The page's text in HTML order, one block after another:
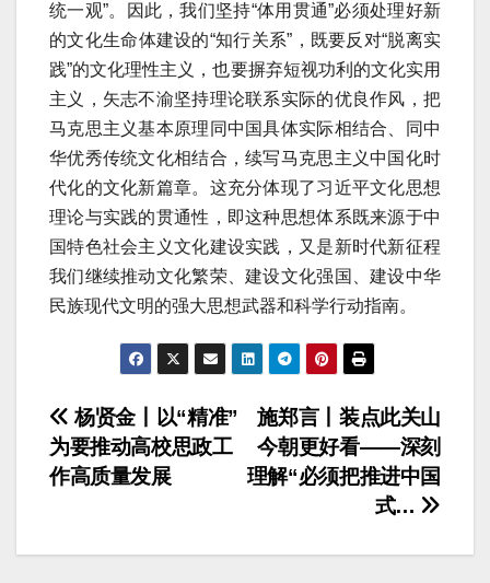
统一观”。因此，我们坚持“体用贯通”必须处理好新
的文化生命体建设的“知行关系”，既要反对“脱离实
践”的文化理性主义，也要摒弃短视功利的文化实用
主义，矢志不渝坚持理论联系实际的优良作风，把
马克思主义基本原理同中国具体实际相结合、同中
华优秀传统文化相结合，续写马克思主义中国化时
代化的文化新篇章。这充分体现了习近平文化思想
理论与实践的贯通性，即这种思想体系既来源于中
国特色社会主义文化建设实践，又是新时代新征程
我们继续推动文化繁荣、建设文化强国、建设中华
民族现代文明的强大思想武器和科学行动指南。
文
章
航
施郑言丨装点此关山
今朝更好看——深刻
理解“必须把推进中国
式…
杨贤金丨以“精准”
为要推动高校思政工
作高质量发展